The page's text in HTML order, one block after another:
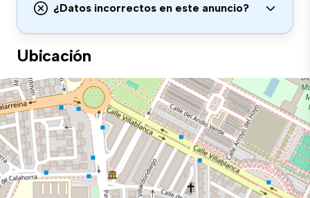
¿Datos incorrectos en este anuncio?
Ubicación